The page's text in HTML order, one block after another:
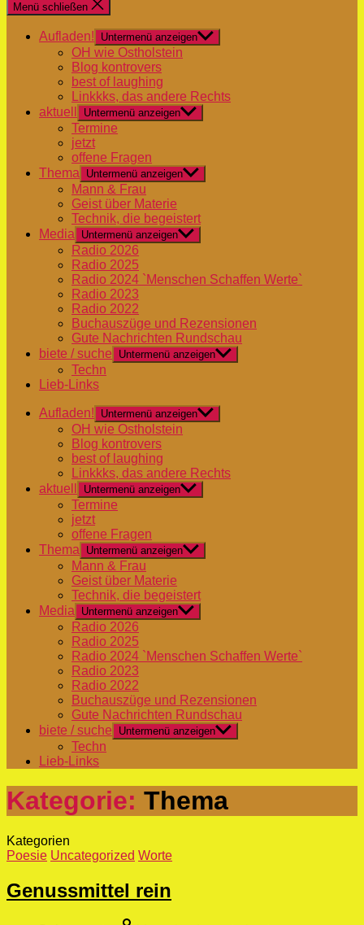
Menü schließen
Aufladen! Untermenü anzeigen
OH wie Ostholstein
Blog kontrovers
best of laughing
Linkkks, das andere Rechts
aktuell
Untermenü anzeigen
Termine
jetzt
offene Fragen
Thema
Untermenü anzeigen
Mann & Frau
Geist über Materie
Technik, die begeistert
Media
Untermenü anzeigen
Radio 2026
Radio 2025
Radio 2024 `Menschen Schaffen Werte`
Radio 2023
Radio 2022
Buchauszüge und Rezensionen
Gute Nachrichten Rundschau
biete / suche
Untermenü anzeigen
Techn
Lieb-Links
Aufladen! Untermenü anzeigen
OH wie Ostholstein
Blog kontrovers
best of laughing
Linkkks, das andere Rechts
aktuell
Untermenü anzeigen
Termine
jetzt
offene Fragen
Thema
Untermenü anzeigen
Mann & Frau
Geist über Materie
Technik, die begeistert
Media
Untermenü anzeigen
Radio 2026
Radio 2025
Radio 2024 `Menschen Schaffen Werte`
Radio 2023
Radio 2022
Buchauszüge und Rezensionen
Gute Nachrichten Rundschau
biete / suche
Untermenü anzeigen
Techn
Lieb-Links
Kategorie: Thema
Kategorien
Poesie Uncategorized Worte
Genussmittel rein